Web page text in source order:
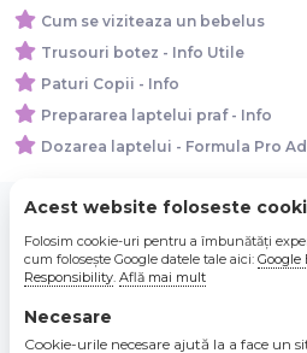
Cum se viziteaza un bebelus
Trusouri botez - Info Utile
Paturi Copii - Info
Prepararea laptelui praf - Info
Dozarea laptelui - Formula Pro
© 2026 Bebe Nou
Toate preturile sunt exprimate in
sunt valabile in limita stocului
Acest website foloseste
Folosim cookie-uri pentru a îmbunătăți
cum folosește Google datele tale aici: Google
Responsibility. Află mai mult
Necesare
Cookie-urile necesare ajută la a face un